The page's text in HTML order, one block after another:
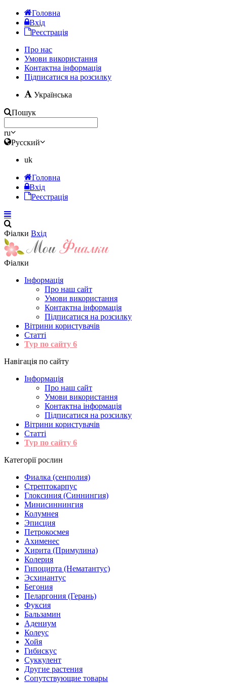
Головна
Вхід
Реєстрація
Про нас
Умови використання
Контактна інформація
Підписатися на розсилку
Українська
Пошук
ru
Русский
uk
Головна
Вхід
Реєстрація
Фіалки Вхід
Фіалки
Інформація
Про наш сайт
Умови використання
Контактна інформація
Підписатися на розсилку
Вітрини користувачів
Статті
Тур по сайту 6
Навігація по сайту
Інформація
Про наш сайт
Умови використання
Контактна інформація
Підписатися на розсилку
Вітрини користувачів
Статті
Тур по сайту 6
Категорії рослин
Фиалка (сенполия)
Стрептокарпус
Глоксиния (Синнингия)
Минисиннингия
Колумнея
Эписция
Петрокосмея
Ахименес
Хирита (Примулина)
Колерия
Гипоцирта (Нематантус)
Эсхинантус
Бегония
Пеларгония (Герань)
Фуксия
Бальзамин
Адениум
Колеус
Хойя
Гибискус
Суккулент
Другие растения
Сопутствующие товары